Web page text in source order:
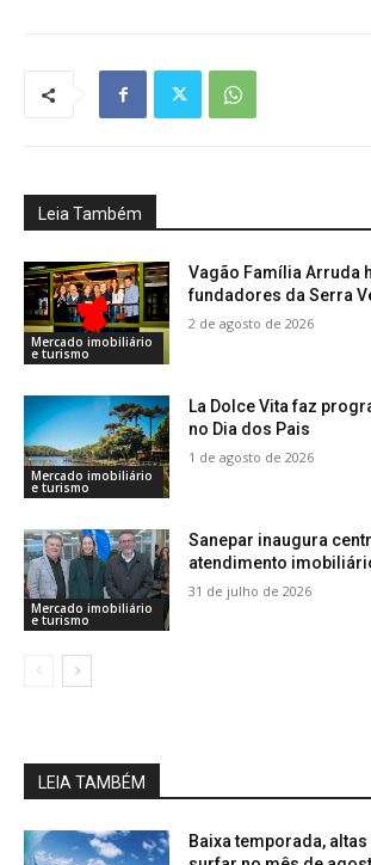
Leia Também
Mercado imobiliário
e turismo
Vagão Família Arruda
fundadores da Serra
2 de agosto de 2026
Mercado imobiliário
e turismo
La Dolce Vita faz
no Dia dos Pais
1 de agosto de 2026
Mercado imobiliário
e turismo
Sanepar inaugura
atendimento
31 de julho de 2026
LEIA TAMBÉM
Baixa temporada,